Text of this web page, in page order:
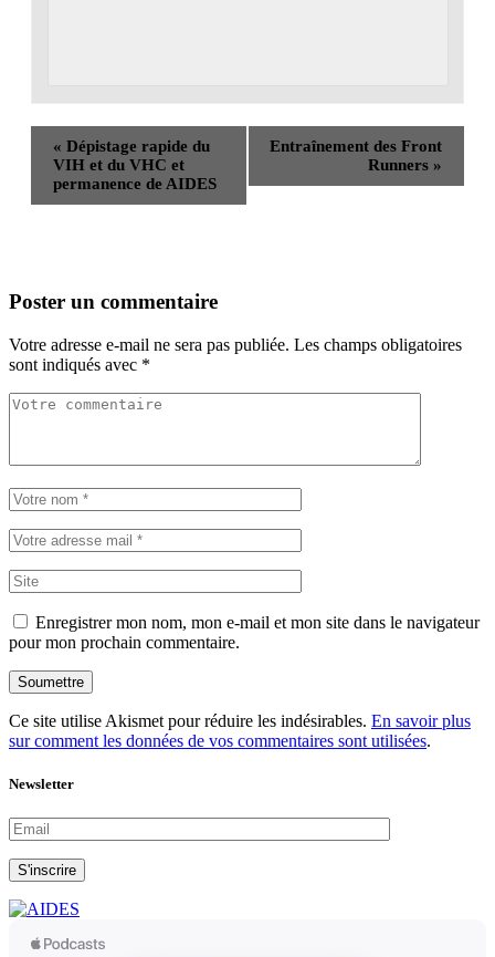
« Dépistage rapide du
VIH et du VHC et
permanence de AIDES
Entraînement des Front
Runners »
Poster un commentaire
Votre adresse e-mail ne sera pas publiée. Les champs obligatoires
sont indiqués avec *
Enregistrer mon nom, mon e-mail et mon site dans le navigateur
pour mon prochain commentaire.
Soumettre
Ce site utilise Akismet pour réduire les indésirables. En savoir plus
sur comment les données de vos commentaires sont utilisées.
Newsletter
S'inscrire